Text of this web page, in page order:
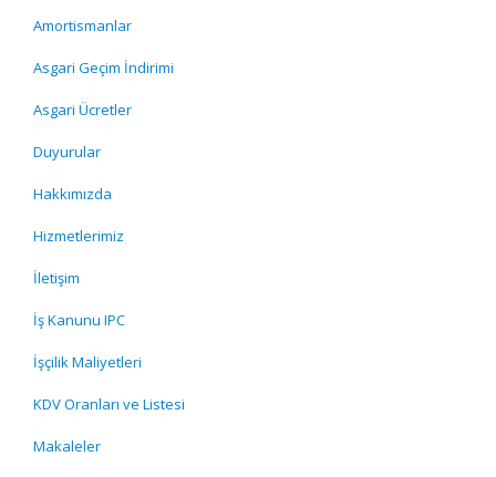
Amortismanlar
Asgari Geçim İndirimi
Asgari Ücretler
Duyurular
Hakkımızda
Hizmetlerimiz
İletişim
İş Kanunu IPC
İşçilik Maliyetleri
KDV Oranları ve Listesi
Makaleler